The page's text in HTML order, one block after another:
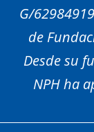
G/
de
Desde su
NPH ha